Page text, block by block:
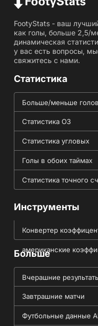
FootyStats - ваш
как голы, больше 2,5/
динамическая
у вас есть вопросы,
свяжитесь с нами.
Статистика
Больше/меньше голов
Статистика ОЗ
Статистика угловых
Голы в обоих таймах
Статистика точного
Инструменты
Конвертер
американские
Больше
Вчерашние
Завтрашние матчи
Футбольные данные